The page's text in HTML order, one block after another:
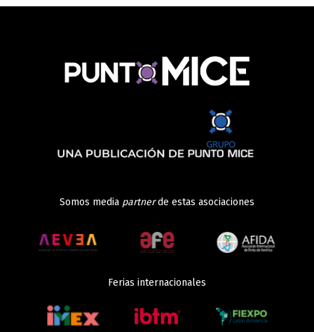
Somos media partnerde estas asociaciones
Ferias internacionales